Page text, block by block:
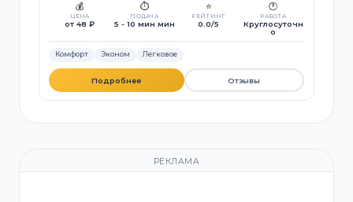
💰
ЦЕНА
от 48 ₽
⏱️
ПОДАЧА
5 - 10 мин мин
⭐
РЕЙТИНГ
0.0/5
🕐
РАБОТА
Круглосуточн
о
Комфорт Эконом Легковое
Подробнее Отзывы
РЕКЛАМА